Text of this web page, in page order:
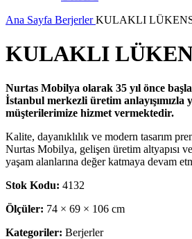
Ana Sayfa BerjerlerKULAKLI
KULAKLI
Nurtas Mobilya olarak 35 yıl önce
İstanbul merkezli üretim anlayışımızla
müşterilerimize hizmet vermektedir.
Kalite, dayanıklılık ve modern tasarım
Nurtas Mobilya, gelişen üretim altyapısı
yaşam alanlarına değer katmaya devam
Stok Kodu: 4132
Ölçüler: 74 × 69 × 106 cm
Kategoriler: Berjerler